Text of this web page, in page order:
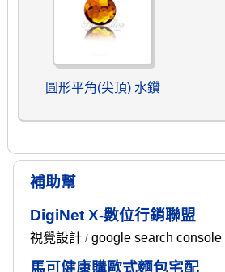
圓形平角(尖頂) 水鑽
補助幫
DigiNet X-數位行銷聯盟
視覺設計/ google search console
馬可健康購歐式麵包宅配